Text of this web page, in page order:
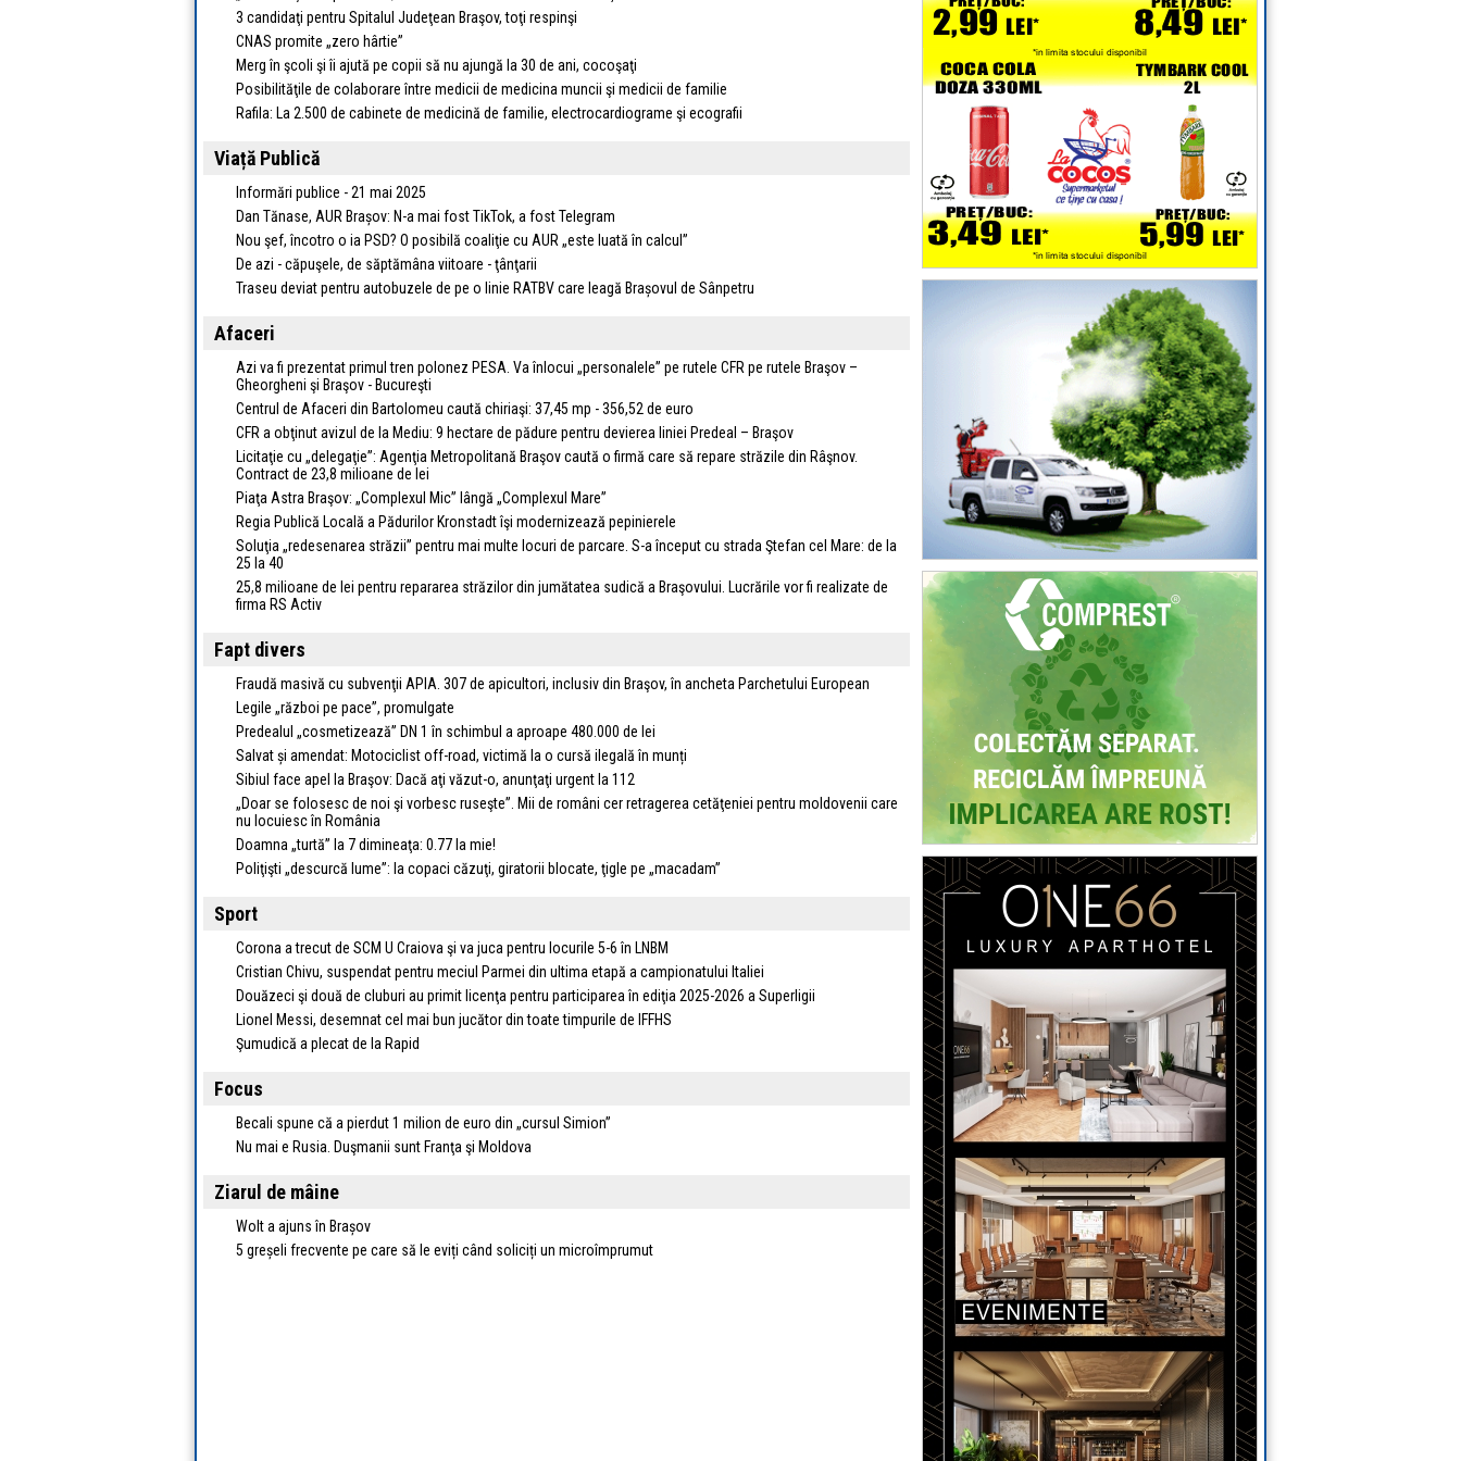
3 candidaţi pentru Spitalul Judeţean Braşov, toţi respinşi
CNAS promite „zero hârtie”
Merg în şcoli şi îi ajută pe copii să nu ajungă la 30 de ani, cocoşaţi
Posibilităţile de colaborare între medicii de medicina muncii şi medicii de familie
Rafila: La 2.500 de cabinete de medicină de familie, electrocardiograme şi ecografii
Viață Publică
Informări publice - 21 mai 2025
Dan Tănase, AUR Brașov: N-a mai fost TikTok, a fost Telegram
Nou şef, încotro o ia PSD? O posibilă coaliţie cu AUR „este luată în calcul”
De azi - căpuşele, de săptămâna viitoare - ţânţarii
Traseu deviat pentru autobuzele de pe o linie RATBV care leagă Brașovul de Sânpetru
Afaceri
Azi va fi prezentat primul tren polonez PESA. Va înlocui „personalele” pe rutele CFR pe rutele Braşov –
Gheorgheni şi Braşov - Bucureşti
Centrul de Afaceri din Bartolomeu caută chiriaşi: 37,45 mp - 356,52 de euro
CFR a obţinut avizul de la Mediu: 9 hectare de pădure pentru devierea liniei Predeal – Braşov
Licitaţie cu „delegaţie”: Agenţia Metropolitană Braşov caută o firmă care să repare străzile din Râşnov.
Contract de 23,8 milioane de lei
Piaţa Astra Braşov: „Complexul Mic” lângă „Complexul Mare”
Regia Publică Locală a Pădurilor Kronstadt îşi modernizează pepinierele
Soluţia „redesenarea străzii” pentru mai multe locuri de parcare. S-a început cu strada Ştefan cel Mare: de la
25 la 40
25,8 milioane de lei pentru repararea străzilor din jumătatea sudică a Braşovului. Lucrările vor fi realizate de
firma RS Activ
Fapt divers
Fraudă masivă cu subvenţii APIA. 307 de apicultori, inclusiv din Braşov, în ancheta Parchetului European
Legile „război pe pace”, promulgate
Predealul „cosmetizează” DN 1 în schimbul a aproape 480.000 de lei
Salvat și amendat: Motociclist off-road, victimă la o cursă ilegală în munți
Sibiul face apel la Braşov: Dacă aţi văzut-o, anunţaţi urgent la 112
„Doar se folosesc de noi şi vorbesc ruseşte”. Mii de români cer retragerea cetăţeniei pentru moldovenii care
nu locuiesc în România
Doamna „turtă” la 7 dimineaţa: 0.77 la mie!
Poliţişti „descurcă lume”: la copaci căzuţi, giratorii blocate, ţigle pe „macadam”
Sport
Corona a trecut de SCM U Craiova şi va juca pentru locurile 5-6 în LNBM
Cristian Chivu, suspendat pentru meciul Parmei din ultima etapă a campionatului Italiei
Douăzeci şi două de cluburi au primit licenţa pentru participarea în ediţia 2025-2026 a Superligii
Lionel Messi, desemnat cel mai bun jucător din toate timpurile de IFFHS
Şumudică a plecat de la Rapid
Focus
Becali spune că a pierdut 1 milion de euro din „cursul Simion”
Nu mai e Rusia. Duşmanii sunt Franţa şi Moldova
Ziarul de mâine
Wolt a ajuns în Brașov
5 greșeli frecvente pe care să le eviți când soliciți un microîmprumut